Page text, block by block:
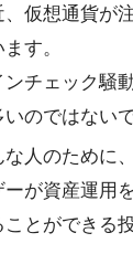
、仮想通貨が
す。
ンチェック騒
いのではない
な人のために
ーが資産運用
ことができる